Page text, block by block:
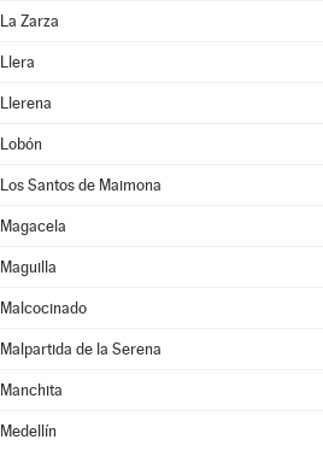
La Zarza
Llera
Llerena
Lobón
Los Santos de Maimona
Magacela
Maguilla
Malcocinado
Malpartida de la Serena
Manchita
Medellín